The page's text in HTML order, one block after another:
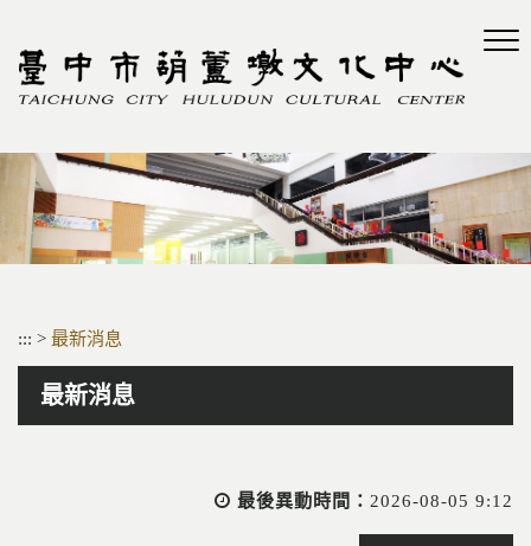
區
::: > 最新消息
最新消息
最後異動時間： 2026-08-05 9:12